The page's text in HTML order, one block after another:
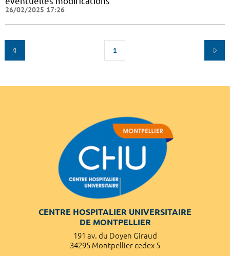
26/02/2025 17:26
1
CENTRE HOSPITALIER UNIVERSITAIRE
DE MONTPELLIER
191 av. du Doyen Giraud
34295 Montpellier cedex 5